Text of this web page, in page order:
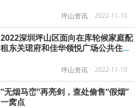
坪山资讯 2022-11-10
2022深圳坪山区面向在库轮候家庭配
租东关珺府和佳华领悦广场公共住房
坪山资讯 2022-11-10
“无烟马峦”再亮剑，查处偷售“假烟”
一窝点